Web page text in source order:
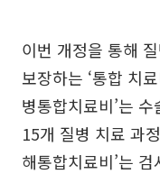
이번 개정을 통해
보장하는 ‘통합 치
병통합치료비’는
15개 질병 치료 과
해통합치료비’는